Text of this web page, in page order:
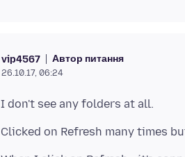
vip4567 Автор питання
26.10.17, 06:24